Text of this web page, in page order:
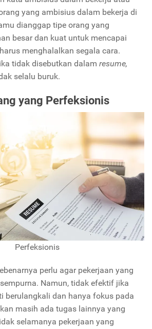
yang ambisius dalam bekerja di
dianggap tipe orang yang
besar dan kuat untuk mencapai
menghalalkan segala cara.
tidak disebutkan dalam resume,
selalu buruk.
yang Perfeksionis
Perfeksionis
perlu agar pekerjaan yang
Namun, tidak efektif jika
berulangkali dan hanya fokus pada
masih ada tugas lainnya yang
selamanya pekerjaan yang